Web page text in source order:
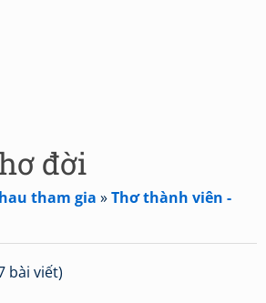
đời
tham gia »Thơ thành viên -
bài viết)